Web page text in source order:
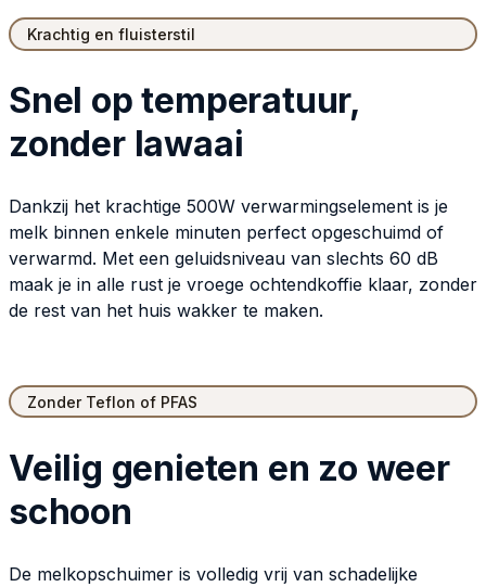
Krachtig en fluisterstil
Snel op temperatuur,
zonder lawaai
Dankzij het krachtige 500W verwarmingselement is je
melk binnen enkele minuten perfect opgeschuimd of
verwarmd. Met een geluidsniveau van slechts 60 dB
maak je in alle rust je vroege ochtendkoffie klaar, zonder
de rest van het huis wakker te maken.
Zonder Teflon of PFAS
Veilig genieten en zo weer
schoon
De melkopschuimer is volledig vrij van schadelijke